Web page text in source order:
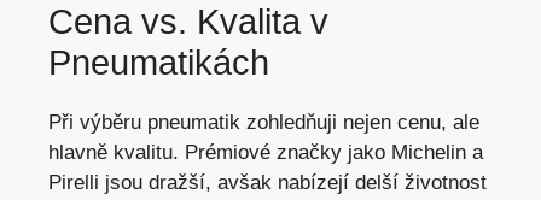
Cena vs. Kvalita v
Pneumatikách
Při výběru pneumatik zohledňuji nejen cenu, ale
hlavně kvalitu. Prémiové značky jako Michelin a
Pirelli jsou dražší, avšak nabízejí delší životnost